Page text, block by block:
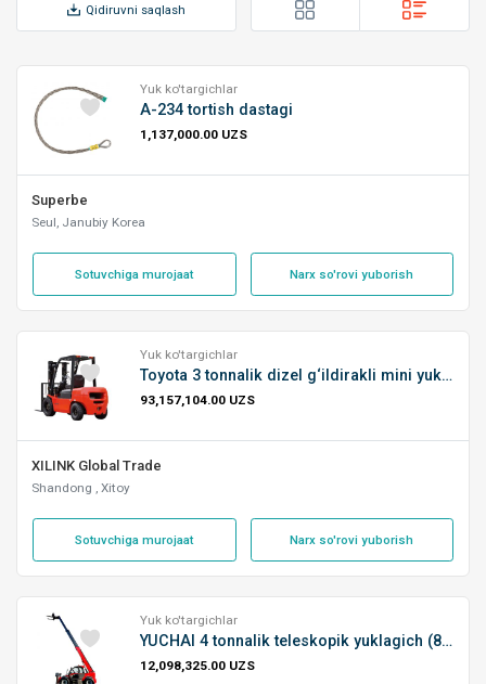
Qidiruvni saqlash
Yuk ko'targichlar
A-234 tortish dastagi
1,137,000.00 UZS
Superbe
Seul, Janubiy Korea
Sotuvchiga murojaat Narx so'rovi yuborish
Yuk ko'targichlar
Toyota 3 tonnalik dizel g‘ildirakli mini yuklagich
93,157,104.00 UZS
XILINK Global Trade
Shandong , Xitoy
Sotuvchiga murojaat Narx so'rovi yuborish
Yuk ko'targichlar
YUCHAI 4 tonnalik teleskopik yuklagich (85 kW dizel dvigatel)
12,098,325.00 UZS